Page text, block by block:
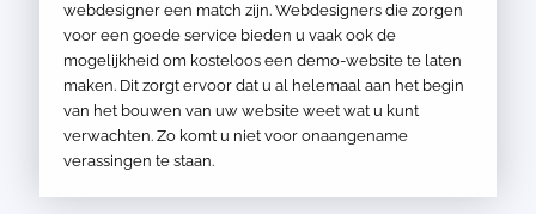
webdesigner een match zijn. Webdesigners die zorgen
voor een goede service bieden u vaak ook de
mogelijkheid om kosteloos een demo-website te laten
maken. Dit zorgt ervoor dat u al helemaal aan het begin
van het bouwen van uw website weet wat u kunt
verwachten. Zo komt u niet voor onaangename
verassingen te staan.